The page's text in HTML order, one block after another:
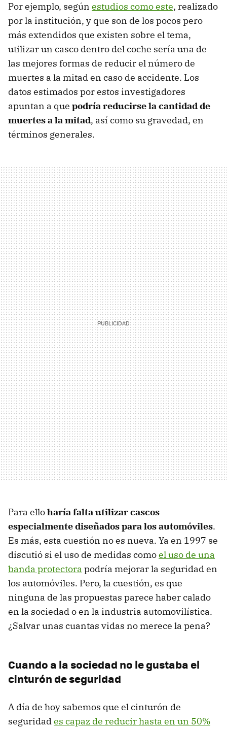
Por ejemplo, según estudios como este, realizado
por la institución, y que son de los pocos pero
más extendidos que existen sobre el tema,
utilizar un casco dentro del coche sería una de
las mejores formas de reducir el número de
muertes a la mitad en caso de accidente. Los
datos estimados por estos investigadores
apuntan a que podría reducirse la cantidad de
muertes a la mitad, así como su gravedad, en
términos generales.
Para elloharía falta utilizar cascos
especialmente diseñados para los automóviles.
Es más, esta cuestión no es nueva. Ya en 1997 se
discutió si el uso de medidas comoel uso de una
banda protectora podría mejorar la seguridad en
los automóviles. Pero, la cuestión, es que
ninguna de las propuestas parece haber calado
en la sociedad o en la industria automovilística.
¿Salvar unas cuantas vidas no merece la pena?
Cuando a la sociedad no le gustaba el
cinturón de seguridad
A día de hoy sabemos que el cinturón de
seguridades capaz de reducir hasta en un 50%